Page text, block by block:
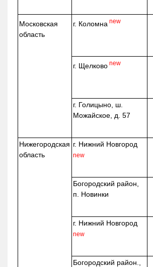
Московская
область
г. Коломна new
г. Щелково new
г. Голицыно, ш.
Можайское, д. 57
Нижегородская
область
г. Нижний Новгород
new
Богородский район,
п. Новинки
г. Нижний Новгород
new
Богородский район.,